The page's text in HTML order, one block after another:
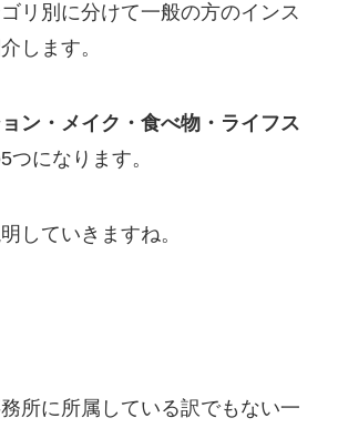
リ別に分けて一般の方のインス
します。
ン・メイク・食べ物・ライフス
つになります。
していきますね。
所に所属している訳でもない一